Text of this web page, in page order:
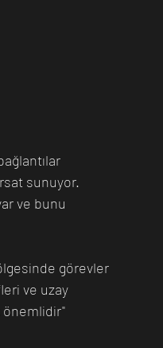
sunuyor.
ve bunu
görevler
ve uzay
önemlidir"